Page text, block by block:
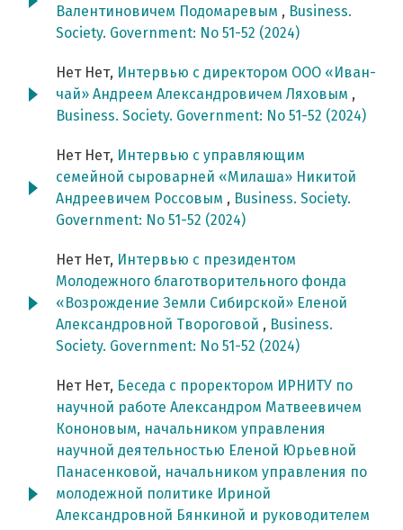
Валентиновичем Подомаревым , Business.
Society. Government: No 51-52 (2024)
Нет Нет, Интервью с директором ООО «Иван-
чай» Андреем Александровичем Ляховым ,
Business. Society. Government: No 51-52 (2024)
Нет Нет, Интервью с управляющим
семейной сыроварней «Милаша» Никитой
Андреевичем Россовым , Business. Society.
Government: No 51-52 (2024)
Нет Нет, Интервью с президентом
Молодежного благотворительного фонда
«Возрождение Земли Сибирской» Еленой
Александровной Твороговой , Business.
Society. Government: No 51-52 (2024)
Нет Нет, Беседа с проректором ИРНИТУ по
научной работе Александром Матвеевичем
Кононовым, начальником управления
научной деятельностью Еленой Юрьевной
Панасенковой, начальником управления по
молодежной политике Ириной
Александровной Бянкиной и руководителем